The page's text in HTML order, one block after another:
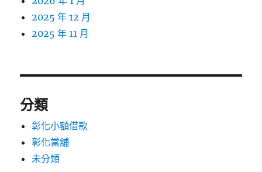
2025 年 12 月
2025 年 11 月
分類
彰化小額借款
彰化當舖
未分類